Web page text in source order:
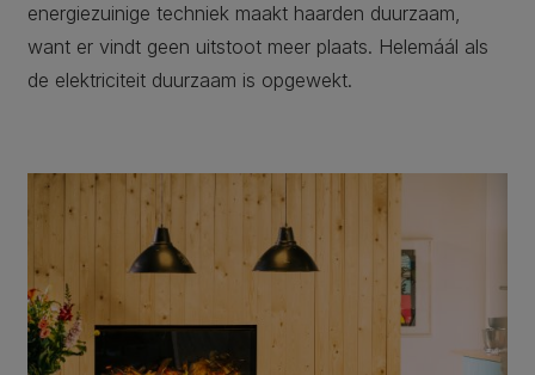
energiezuinige techniek maakt haarden duurzaam,
want er vindt geen uitstoot meer plaats. Helemáál als
de elektriciteit duurzaam is opgewekt.